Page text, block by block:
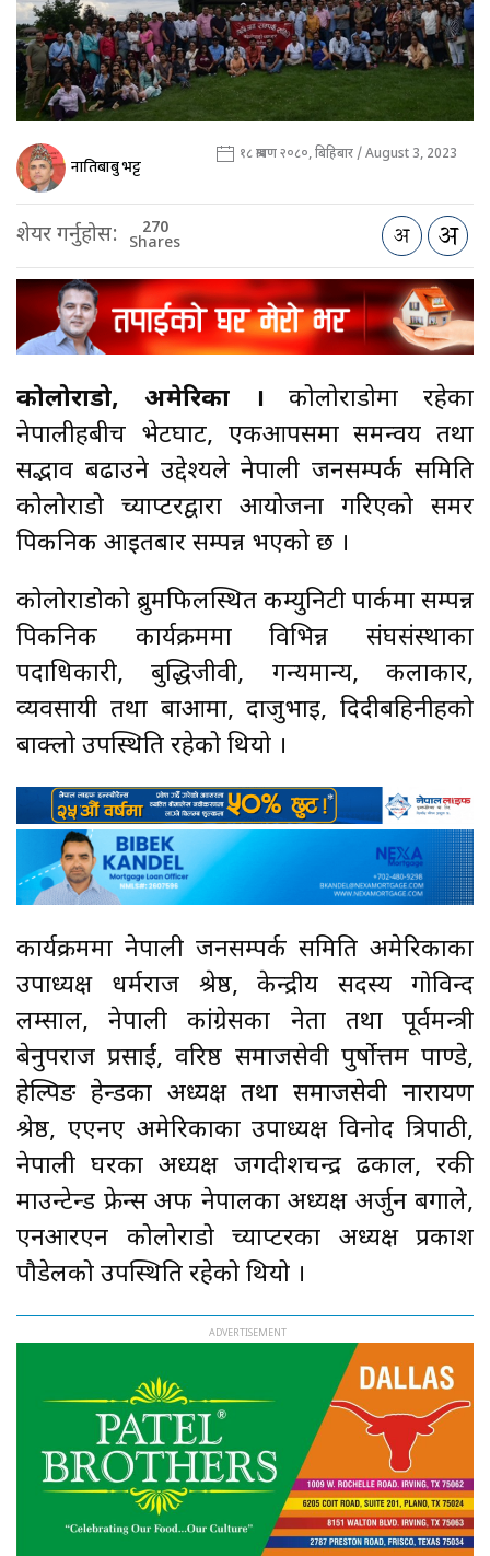
नातिबाबु भट्ट १८ श्रावण २०८०, बिहिबार / August 3, 2023
शेयर गर्नुहोस: 270
Shares
कोलोराडो, अमेरिका । कोलोराडोमा रहेका
नेपालीहरुबीच भेटघाट, एकआपसमा समन्वय तथा
सद्भाव बढाउने उद्देश्यले नेपाली जनसम्पर्क समिति
कोलोराडो च्याप्टरद्वारा आयोजना गरिएको समर
पिकनिक आइतबार सम्पन्न भएको छ ।
कोलोराडोको ब्रुमफिलस्थित कम्युनिटी पार्कमा सम्पन्न
पिकनिक कार्यक्रममा विभिन्न संघसंस्थाका
पदाधिकारी, बुद्धिजीवी, गन्यमान्य, कलाकार,
व्यवसायी तथा बाआमा, दाजुभाइ, दिदीबहिनीहरुको
बाक्लो उपस्थिति रहेको थियो ।
कार्यक्रममा नेपाली जनसम्पर्क समिति अमेरिकाका
उपाध्यक्ष धर्मराज श्रेष्ठ, केन्द्रीय सदस्य गोविन्द
लम्साल, नेपाली कांग्रेसका नेता तथा पूर्वमन्त्री
बेनुपराज प्रसाईं, वरिष्ठ समाजसेवी पुरुर्षोत्तम पाण्डे,
हेल्पिङ हेन्डका अध्यक्ष तथा समाजसेवी नारायण
श्रेष्ठ, एएनए अमेरिकाका उपाध्यक्ष विनोद त्रिपाठी,
नेपाली घरका अध्यक्ष जगदीशचन्द्र ढकाल, रकी
माउन्टेन्ड फ्रेन्स अफ नेपालका अध्यक्ष अर्जुन बगाले,
एनआरएन कोलोराडो च्याप्टरका अध्यक्ष प्रकाश
पौडेलको उपस्थिति रहेको थियो ।